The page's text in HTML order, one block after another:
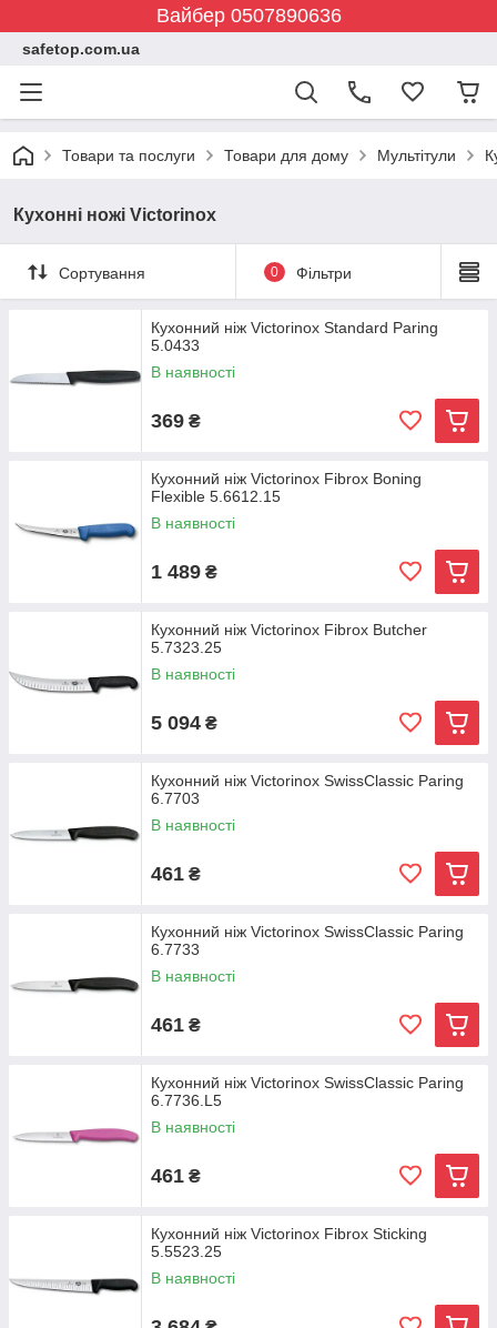
Вайбер 0507890636
safetop.com.ua
Товари та послуги Товари для дому Мультітули
Кухонні ножі Victorinox
Сортування 0 Фільтри
Кухонний ніж Victorinox Standard Paring
5.0433
В наявності
369 ₴
Кухонний ніж Victorinox Fibrox Boning
Flexible 5.6612.15
В наявності
1 489 ₴
Кухонний ніж Victorinox Fibrox Butcher
5.7323.25
В наявності
5 094 ₴
Кухонний ніж Victorinox SwissClassic Paring
6.7703
В наявності
461 ₴
Кухонний ніж Victorinox SwissClassic Paring
6.7733
В наявності
461 ₴
Кухонний ніж Victorinox SwissClassic Paring
6.7736.L5
В наявності
461 ₴
Кухонний ніж Victorinox Fibrox Sticking
5.5523.25
В наявності